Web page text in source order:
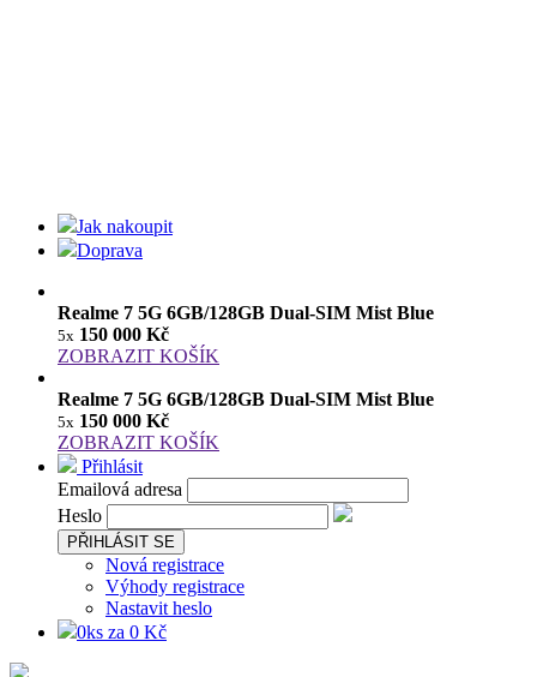
Jak nakoupit
Doprava
Realme 7 5G 6GB/128GB Dual-SIM Mist Blue
5x 150 000 Kč
ZOBRAZIT KOŠÍK
Realme 7 5G 6GB/128GB Dual-SIM Mist Blue
5x 150 000 Kč
ZOBRAZIT KOŠÍK
Přihlásit
Emailová adresa
Heslo
PŘIHLÁSIT SE
Nová registrace
Výhody registrace
Nastavit heslo
0ks za 0 Kč